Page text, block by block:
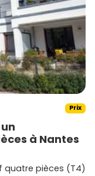
terrasse,
,cave).
et aux
par des
en Centre-
variées,
souvent
Prix
à Nantes
quatre pièces (T4)